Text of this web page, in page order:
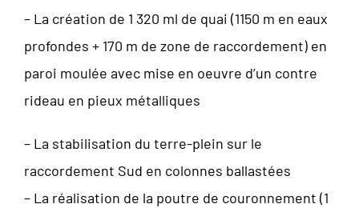
– La création de 1 320 ml de quai (1150 m en eaux
profondes + 170 m de zone de raccordement) en
paroi moulée avec mise en oeuvre d’un contre
rideau en pieux métalliques
– La stabilisation du terre-plein sur le
raccordement Sud en colonnes ballastées
– La réalisation de la poutre de couronnement (1